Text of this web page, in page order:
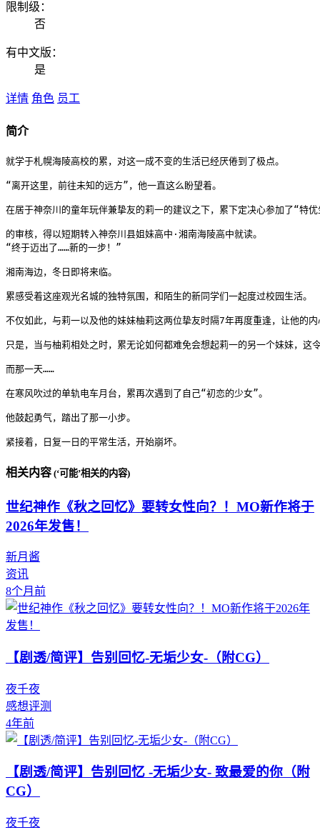
限制级：
否
有中文版：
是
详情 角色 员工
简介
就学于札幌海陵高校的累，对这一成不变的生活已经厌倦到了极点。
“离开这里，前往未知的远方”，他一直这么盼望着。
在居于神奈川的童年玩伴兼挚友的莉一的建议之下，累下定决心参加了“特
的审核，得以短期转入神奈川县姐妹高中·湘南海陵高中就读。
“终于迈出了……新的一步！”
湘南海边，冬日即将来临。
累感受着这座观光名城的独特氛围，和陌生的新同学们一起度过校园生活。
不仅如此，与莉一以及他的妹妹柚莉这两位挚友时隔7年再度重逢，让他的
只是，当与柚莉相处之时，累无论如何都难免会想起莉一的另一个妹妹，这
而那一天……
在寒风吹过的单轨电车月台，累再次遇到了自己“初恋的少女”。
他鼓起勇气，踏出了那一小步。
紧接着，日复一日的平常生活，开始崩坏。
相关内容 (‘可能’相关的内容)
世纪神作《秋之回忆》要转女性向？！MO新作将于
2026年发售！
新月酱
资讯
8个月前
【剧透/简评】告别回忆-无垢少女-（附CG）
夜千夜
感想评测
4年前
【剧透/简评】告别回忆 -无垢少女- 致最爱的你（附
CG）
夜千夜